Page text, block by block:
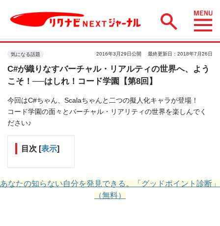
気になる話題 2016年3月29日公開 最終更新日：2018年7月26日
C#が織りなすバーチャル・リアルティの世界へ、よう
こそ！──はしれ！コード学園【第8回】
今回はC#ちゃん、Scalaちゃんと二つの擬人化キャラが登場！
コード学園の面々とバーチャル・リアリティの世界を楽しんでく
ださい♪
目次 [表示]
あなたの知らない自分を発見できる。「グッドポイント診断」
（無料）